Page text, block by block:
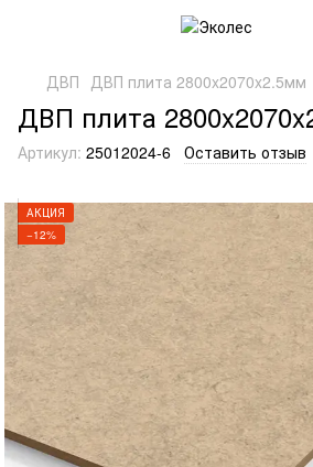
ДВП ДВП плита 2800x2070x2.5мм
ДВП плита
Артикул: 25012024-6 Оставить отзыв
АКЦИЯ
−12%